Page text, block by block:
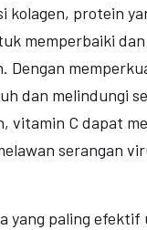
kolagen, protein
memperbaiki
Dengan
dan melindungi
vitamin C dapat
serangan
yang paling